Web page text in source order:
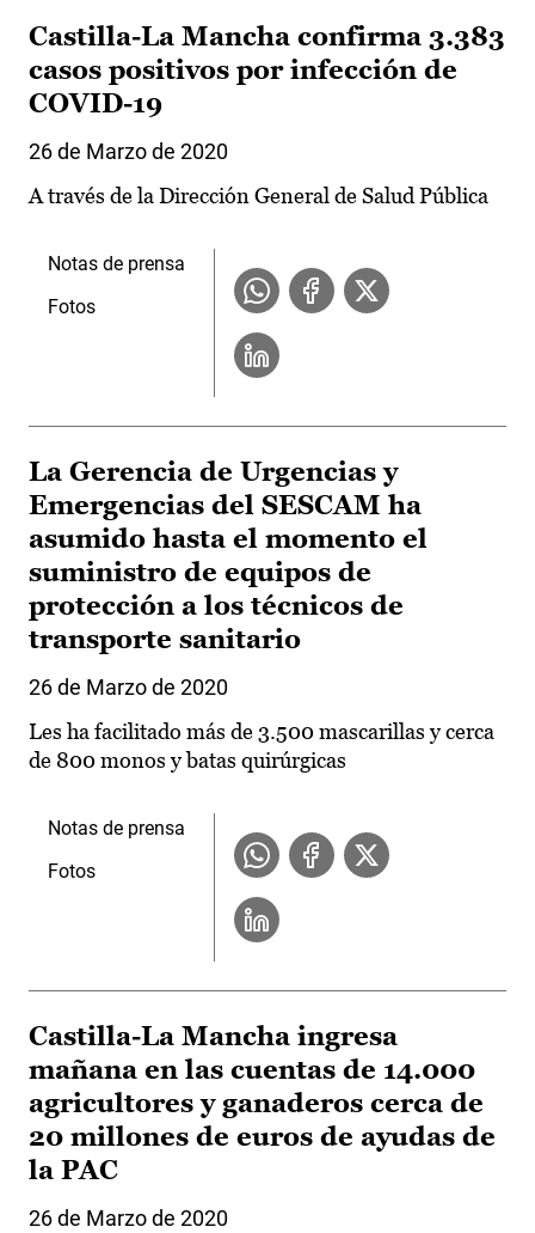
Castilla-La Mancha confirma 3.383
casos positivos por infección de
COVID-19
26 de Marzo de 2020
A través de la Dirección General de Salud Pública
Notas de prensa
Fotos
La Gerencia de Urgencias y
Emergencias del SESCAM ha
asumido hasta el momento el
suministro de equipos de
protección a los técnicos de
transporte sanitario
26 de Marzo de 2020
Les ha facilitado más de 3.500 mascarillas y cerca
de 800 monos y batas quirúrgicas
Notas de prensa
Fotos
Castilla-La Mancha ingresa
mañana en las cuentas de 14.000
agricultores y ganaderos cerca de
20 millones de euros de ayudas de
la PAC
26 de Marzo de 2020